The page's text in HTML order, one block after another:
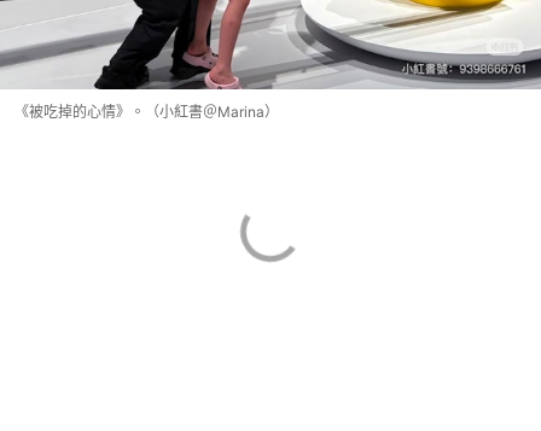
《被吃掉的心情》。（小紅書＠Marina）